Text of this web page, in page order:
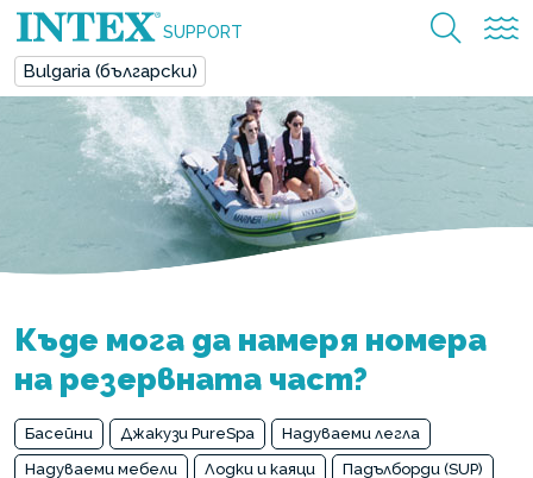
SUPPORT
Bulgaria (български)
Къде мога да намеря номера
на резервната част?
Басейни Джакузи PureSpa
Надуваеми легла
Надуваеми мебели
Лодки и каяци
Падълборди (SUP)